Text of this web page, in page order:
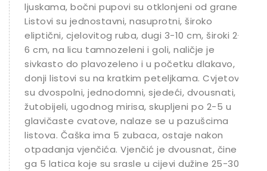
ljuskama, bočni pupovi su otklonjeni od grane.
Listovi su jednostavni, nasuprotni, široko
eliptični, cjelovitog ruba, dugi 3-10 cm, široki 2-
6 cm, na licu tamnozeleni i goli, naličje je
sivkasto do plavozeleno i u početku dlakavo,
donji listovi su na kratkim peteljkama. Cvjetovi
su dvospolni, jednodomni, sjedeći, dvousnati,
žutobijeli, ugodnog mirisa, skupljeni po 2-5 u
glavičaste cvatove, nalaze se u pazušcima
listova. Čaška ima 5 zubaca, ostaje nakon
otpadanja vjenčića. Vjenčić je dvousnat, čine
ga 5 latica koje su srasle u cijevi dužine 25-30